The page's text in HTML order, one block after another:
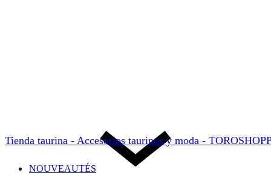
Tienda taurina - Accesorios taurinos y moda -
NOUVEAUTÉS